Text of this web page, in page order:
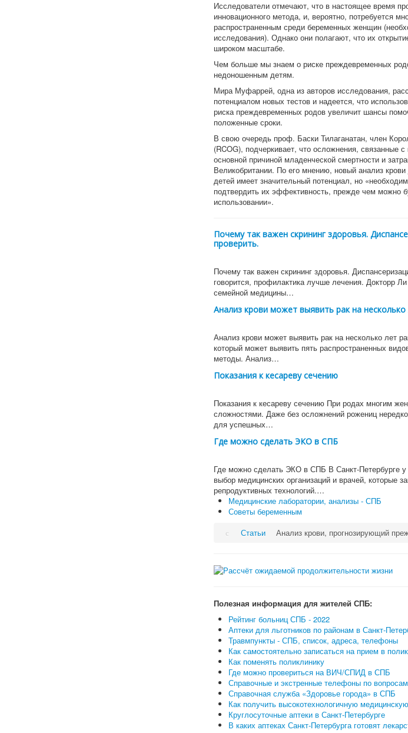
Исследователи отмечают, что в настоящее время
инновационного метода, и, вероятно, потребуется
распространенным среди беременных женщин
исследования). Однако они полагают, что их
широком масштабе.
Чем больше мы знаем о риске преждевременных
недоношенным детям.
Мира Муфаррей, одна из авторов исследования,
потенциалом новых тестов и надеется, что
риска преждевременных родов увеличит шансы
положенные сроки.
В свою очередь проф. Баски Тилаганатан, член
(RCOG), подчеркивает, что осложнения,
основной причиной младенческой смертности и
Великобритании. По его мнению, новый анализ
детей имеет значительный потенциал, но
подтвердить их эффективность, прежде чем можно
использовании».
Почему так важен скрининг здоровья.
проверить.
Почему так важен скрининг здоровья.
говорится, профилактика лучше лечения. Докторр
семейной медицины…
Анализ крови может выявить рак на
Анализ крови может выявить рак на несколько лет
который может выявить пять распространенных
методы. Анализ…
Показания к кесареву сечению
Показания к кесареву сечению При родах многим
сложностями. Даже без осложнений рожениц
для успешных…
Где можно сделать ЭКО в СПБ
Где можно сделать ЭКО в СПБ В Санкт-Петербурге
выбор медицинских организаций и врачей, которые
репродуктивных технологий.…
Медицинские лаборатории, анализы - СПБ
Советы беременным
Статьи
Анализ крови, прогнозирующий
Полезная информация для жителей СПБ:
Рейтинг больниц СПБ - 2022
Аптеки для льготников по районам в Санкт-
Травмпункты - СПБ, список, адреса, телефоны
Как самостоятельно записаться на прием в
Как поменять поликлинику
Где можно провериться на ВИЧ/СПИД в СПБ
Справочные и экстренные телефоны по
Справочная служба «Здоровье города» в СПБ
Как получить высокотехнологичную
Круглосуточные аптеки в Санкт-Петербурге
В каких аптеках Санкт-Петербурга готовят